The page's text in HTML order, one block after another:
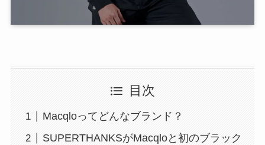
目次
Macqloってどんなブランド？
SUPERTHANKSがMacqloと初のブラック